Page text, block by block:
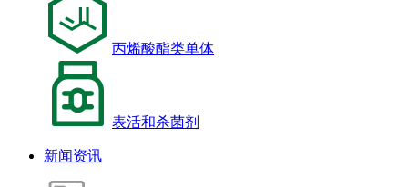
丙烯酸酯类单体
表活和杀菌剂
新闻资讯